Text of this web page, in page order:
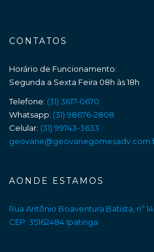
CONTATOS
Horário de Funcionamento:
Segunda a Sexta Feira 08h às 18h
Telefone: (31) 3617-0670
Whatsapp: (31) 98676-2808
Celular: (31) 99743-3633
AONDE ESTAMOS
Rua Antônio Boaventura Batista, nº
CEP: 35162484 Ipatinga